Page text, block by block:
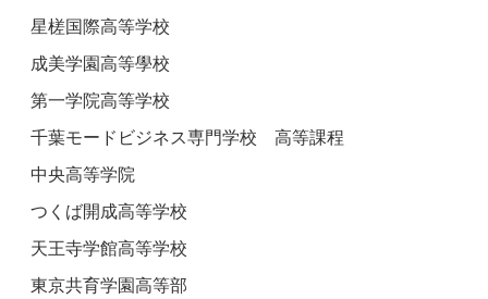
星槎国際高等学校
成美学園高等學校
第一学院高等学校
千葉モードビジネス専門学校 高等課程
中央高等学院
つくば開成高等学校
天王寺学館高等学校
東京共育学園高等部